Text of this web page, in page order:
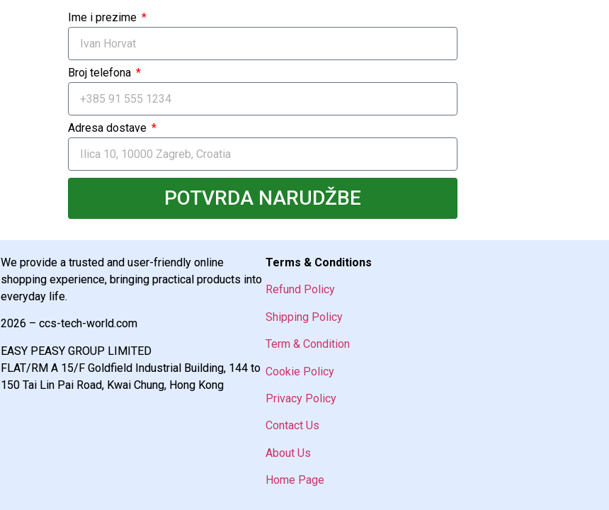
Ime i prezime
Broj telefona
Adresa dostave
POTVRDA NARUDŽBE
We provide a trusted and user-friendly online
shopping experience, bringing practical products into
everyday life.
2026 – ccs-tech-world.com
EASY PEASY GROUP LIMITED
FLAT/RM A 15/F Goldfield Industrial Building, 144 to
150 Tai Lin Pai Road, Kwai Chung, Hong Kong
Terms & Conditions
Refund Policy
Shipping Policy
Term & Condition
Cookie Policy
Privacy Policy
Contact Us
About Us
Home Page